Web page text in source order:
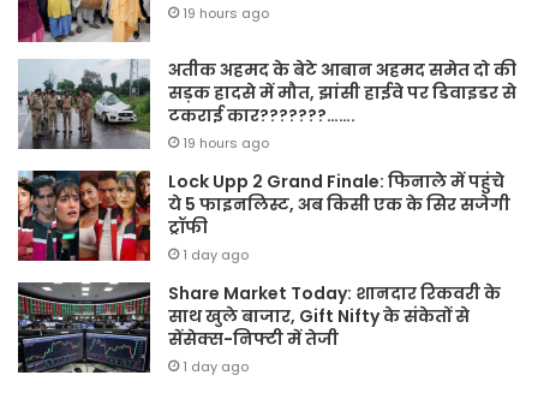
19 hours ago
अतीक अहमद के बेटे आबान अहमद समेत दो की
सड़क हादसे में मौत, झांसी हाईवे पर डिवाइडर से
टकराई कार???????…….
19 hours ago
Lock Upp 2 Grand Finale: फिनाले में पहुंचे
ये 5 फाइनलिस्ट, अब किसी एक के सिर सजेगी
ट्रॉफी
1 day ago
Share Market Today: शानदार रिकवरी के
साथ खुले बाजार, Gift Nifty के संकेतों से
सेंसेक्स-निफ्टी में तेजी
1 day ago